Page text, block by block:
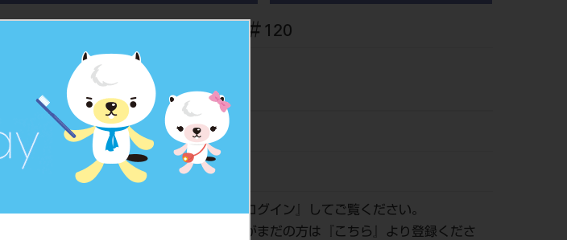
Kファイル 31mm 6入 ＃120
歯科用ファイル
品目コード 202390063120
JAN/EANコード 4546951502553
価格の確認は『ログイン 』してご覧ください。
ネット会員登録がまだの方は『
こちら
』より登録くださ